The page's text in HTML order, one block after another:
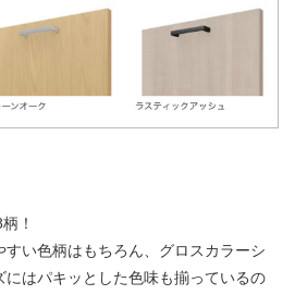
！
い色柄はもちろん、グロスカラーシ
にはパキッとした色味も揃っているの